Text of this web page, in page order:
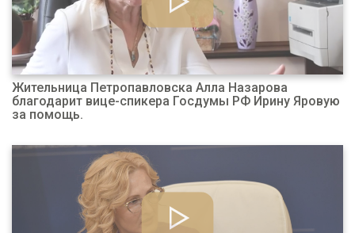
Жительница Петропавловска Алла Назарова
благодарит вице-спикера Госдумы РФ Ирину Яровую
за помощь.